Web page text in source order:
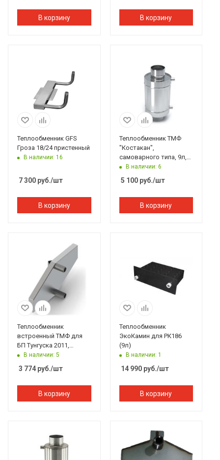
В корзину В корзину
Теплообменник GFS
Гроза 18/24 пристенный
В наличии: 16
7 300 руб./шт
В корзину
Теплообменник ТМФ
"Костакан",
самоварного типа, 9л,
ф150 мм, G3/4
В наличии: 6
5 100руб./шт
В корзину
Теплообменник
встроенный ТМФ для
БП Тунгуска 2011,
Тунгуска XXL 2013
В наличии: 5
3 774 руб./шт
В корзину
Теплообменник
ЭкоКамин для РК186
(9л)
В наличии: 1
14 990руб./шт
В корзину